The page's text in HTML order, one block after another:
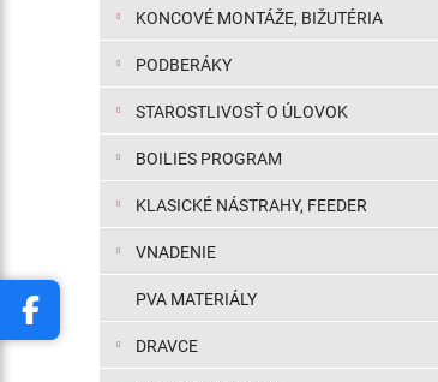
KONCOVÉ MONTÁŽE, BIŽUTÉRIA
PODBERÁKY
STAROSTLIVOSŤ O ÚLOVOK
BOILIES PROGRAM
KLASICKÉ NÁSTRAHY, FEEDER
VNADENIE
PVA MATERIÁLY
DRAVCE